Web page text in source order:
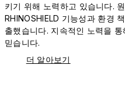
키기 위해 노력하고 있습니다.
RHINOSHIELD 기능성과 환경
출했습니다. 지속적인 노력을
믿습니다.
더 알아보기